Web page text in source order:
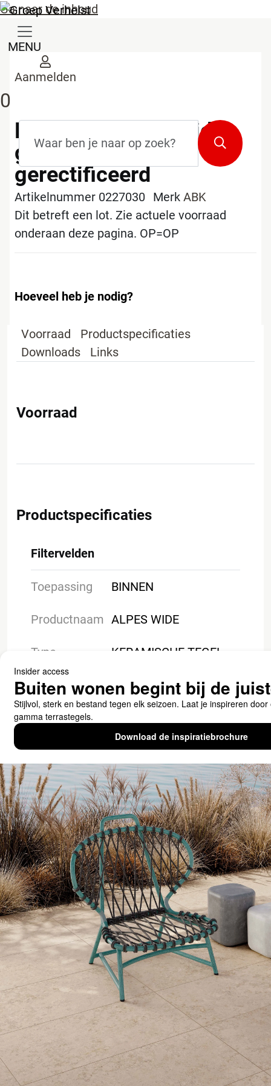
Ga naar de inhoud
MENU
Aanmelden
0
Zoeken
Lot tegels Alpes wide
grey 80x80cm
gerectificeerd
Artikelnummer 0227030 Merk ABK
Dit betreft een lot. Zie actuele voorraad
onderaan deze pagina. OP=OP
Hoeveel heb je nodig?
Voorraad
Productspecificaties
Downloads
Links
Voorraad
Productspecificaties
Filtervelden
Toepassing BINNEN
Productnaam ALPES WIDE
Type KERAMISCHE TEGEL
Links
Hulp nodig bij je aankoop?
Onze klantenservice